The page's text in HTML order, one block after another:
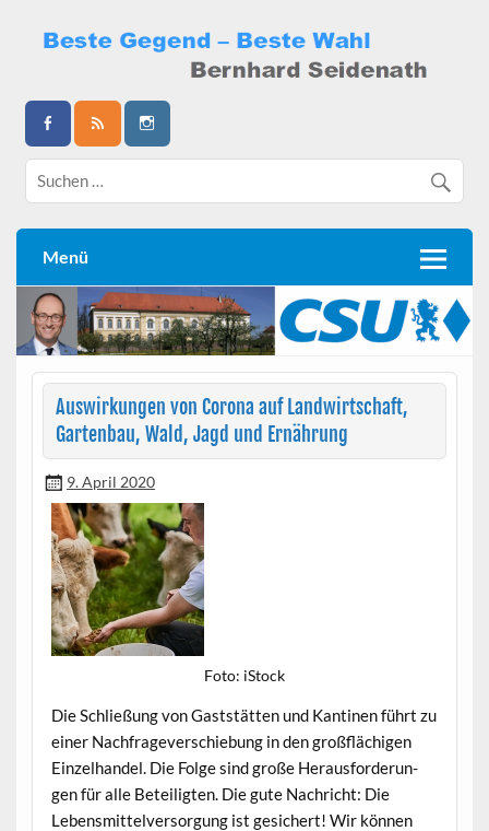
content
Bernhard Seidenath
Menü
Auswirkungen von Corona auf Landwirtschaft,
Gartenbau, Wald, Jagd und Ernährung
9. April 2020
Foto: iStock
Die Schließung von Gast­stät­ten und Kan­ti­nen führt zu
ein­er Nach­fragev­er­schiebung in den großflächi­gen
Einzel­han­del. Die Folge sind große Her­aus­forderun­
gen für alle Beteiligten. Die gute Nachricht: Die
Lebens­mit­telver­sorgung ist gesichert! Wir kön­nen